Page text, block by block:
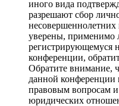
иного вида
разрешают сбор
уверены, применимо
регистрирующемуся
конференции,
Обратите внимание,
данной конференции
правовым вопросам и
юридических